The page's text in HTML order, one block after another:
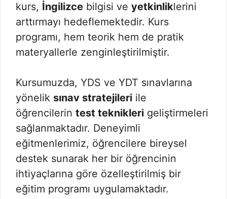
kurs, İngilizce bilgisi ve yetkinliklerini
arttırmayı hedeflemektedir. Kurs
programı, hem teorik hem de pratik
materyallerle zenginleştirilmiştir.
Kursumuzda, YDS ve YDT sınavlarına
yönelik sınav stratejileri ile
öğrencilerin test teknikleri geliştirmeleri
sağlanmaktadır. Deneyimli
eğitmenlerimiz, öğrencilere bireysel
destek sunarak her bir öğrencinin
ihtiyaçlarına göre özelleştirilmiş bir
eğitim programı uygulamaktadır.